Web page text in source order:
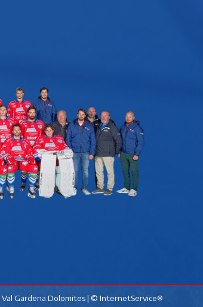
Val Gardena Dolomites| © InternetService®